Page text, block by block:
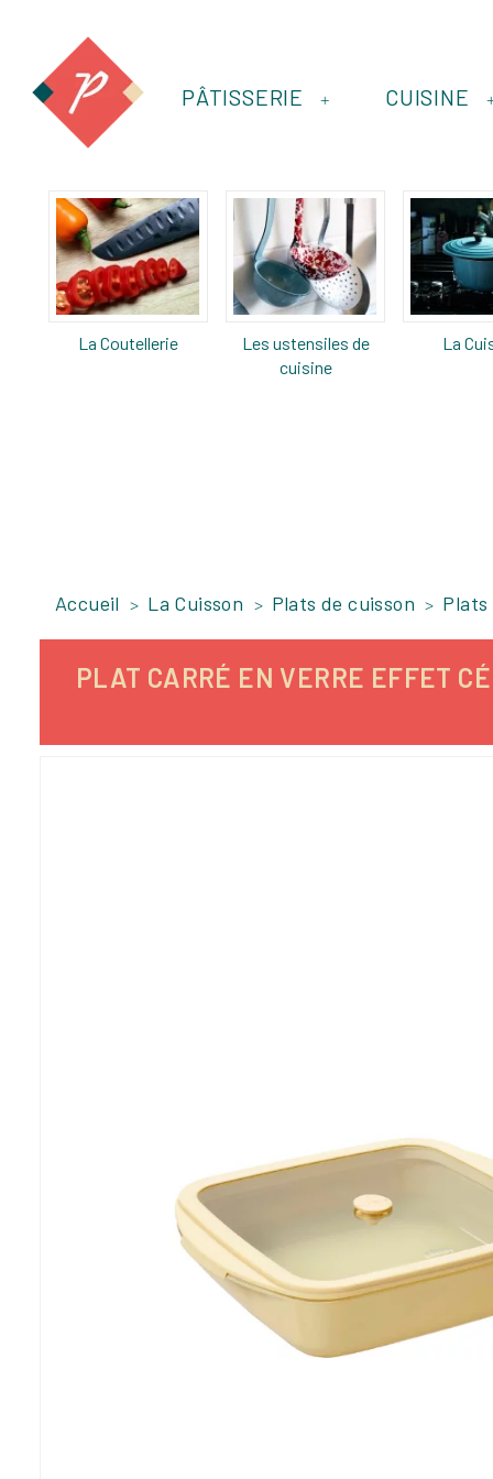
+
PÂTISSERIE CUISINE
La Coutellerie
Les ustensiles de
cuisine
La
Accueil La Cuisson Plats de cuisson
PLAT CARRÉ EN VERRE EFFET